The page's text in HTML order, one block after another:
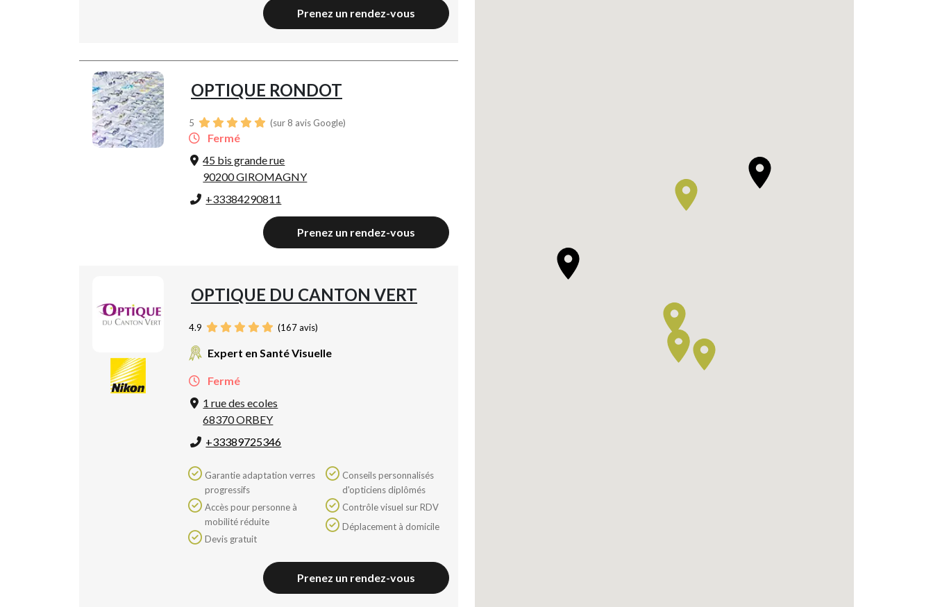
Prenez un rendez-vous
OPTIQUE RONDOT
5 (sur 8 avis Google)
Fermé
45 bis grande rue
90200 GIROMAGNY
+33384290811
Prenez un rendez-vous
OPTIQUE DU CANTON VERT
4.9 (167avis)
Expert en Santé Visuelle
Fermé
1 rue des ecoles
68370 ORBEY
+33389725346
progressifs
mobilité réduite
Devis gratuit
d'opticiens diplômés
Contrôle visuel sur RDV
Déplacement à domicile
Prenez un rendez-vous
Axeptio consent